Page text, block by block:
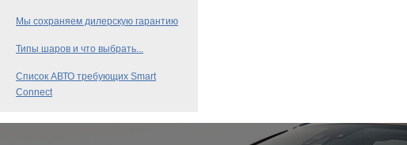
Мы сохраняем дилерскую гарантию
Типы шаров и что выбрать...
Список АВТО требующих Smart
Connect